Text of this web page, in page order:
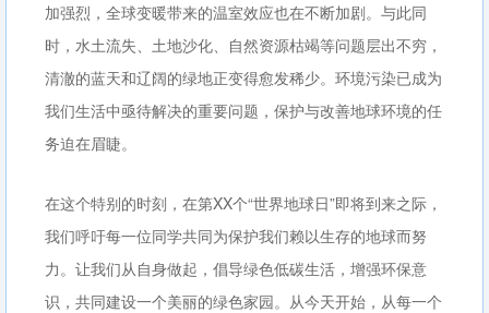
加强烈，全球变暖带来的温室效应也在不断加剧。与此同
时，水土流失、土地沙化、自然资源枯竭等问题层出不穷，
清澈的蓝天和辽阔的绿地正变得愈发稀少。环境污染已成为
我们生活中亟待解决的重要问题，保护与改善地球环境的任
务迫在眉睫。
在这个特别的时刻，在第XX个“世界地球日”即将到来之际，
我们呼吁每一位同学共同为保护我们赖以生存的地球而努
力。让我们从自身做起，倡导绿色低碳生活，增强环保意
识，共同建设一个美丽的绿色家园。从今天开始，从每一个